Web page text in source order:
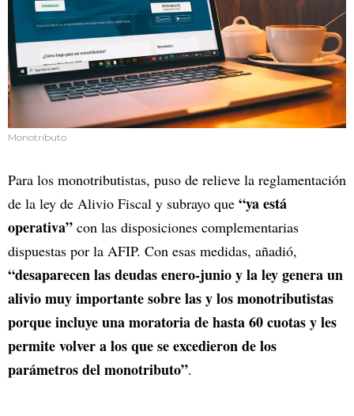
Monotributo
Para los monotributistas, puso de relieve la reglamentación
de la ley de Alivio Fiscal y subrayo que “ya está
operativa” con las disposiciones complementarias
dispuestas por la AFIP. Con esas medidas, añadió,
“desaparecen las deudas enero-junio y la ley genera un
alivio muy importante sobre las y los monotributistas
porque incluye una moratoria de hasta 60 cuotas y les
permite volver a los que se excedieron de los
parámetros del monotributo”.